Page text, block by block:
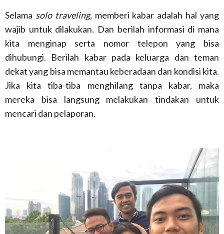
Selama solo traveling,memberi kabar adalah hal yang
wajib untuk dilakukan. Dan berilah informasi di mana
kita menginap serta nomor telepon yang bisa
dihubungi. Berilah kabar pada keluarga dan teman
dekat yang bisa memantau keberadaan dan kondisi kita.
Jika kita tiba-tiba menghilang tanpa kabar, maka
mereka bisa langsung melakukan tindakan untuk
mencari dan pelaporan.